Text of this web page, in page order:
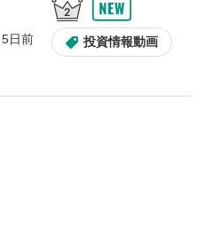
5日前 投資情報動画